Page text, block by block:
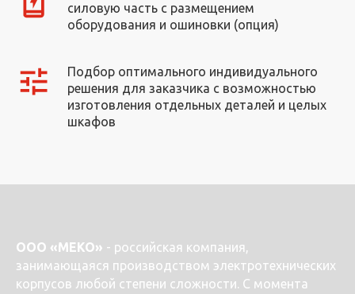
силовую часть с размещением
оборудования и ошиновки (опция)
Подбор оптимального индивидуального
решения для заказчика с возможностью
изготовления отдельных деталей и целых
шкафов
ООО «МЕКО» - российская компания,
занимающаяся производством электротехнических
корпусов любой степени сложности. С момента